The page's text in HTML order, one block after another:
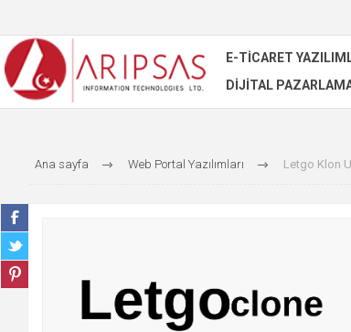
E-TICARET
DIJITAL
Ana sayfa Web Portal Yazılımları Letgo Klon